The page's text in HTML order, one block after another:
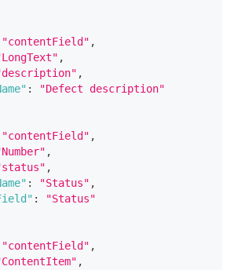
"contentField" ,
,
,
:
"Defect description"
"contentField" ,
,
,
: "Status" ,
:
"Status"
"contentField" ,
,